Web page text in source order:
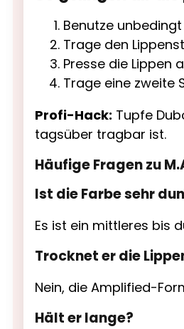
Benutze
Trage den
Presse die Lippen
Trage eine zweite
Profi-Hack: Tupfe
tagsüber tragbar ist.
Häufige Fragen zu
Ist die Farbe sehr
Es ist ein mittleres bis
Trocknet er die
Nein, die Amplified-
Hält er lange?